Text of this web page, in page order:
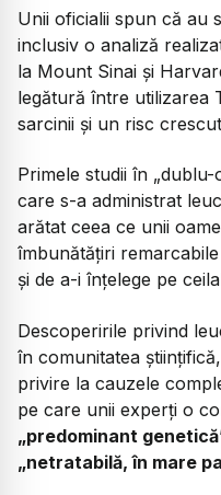
Unii oficialii spun că au
inclusiv o analiză
la Mount Sinai și
legătură între utilizarea
sarcinii și un risc
Primele studii în
care s-a administrat
arătat ceea ce unii
îmbunătățiri
și de a-i înțelege pe
Descoperirile privind
în comunitatea
privire la cauzele
pe care unii experți o
„predominant
„netratabilă, în mare